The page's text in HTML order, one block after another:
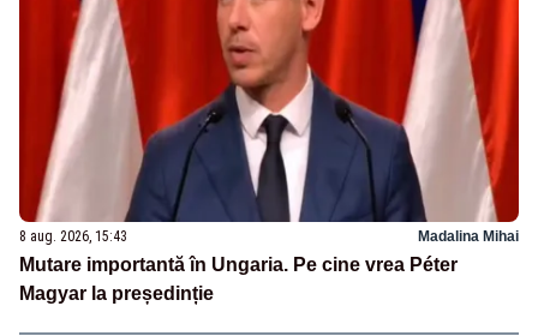
8 aug. 2026, 15:43 Madalina Mihai
Mutare importantă în Ungaria. Pe cine vrea Péter
Magyar la președinție